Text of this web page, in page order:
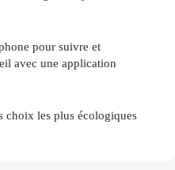
pour suivre et
avec une application
choix les plus écologiques